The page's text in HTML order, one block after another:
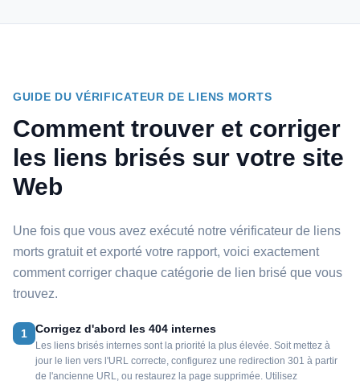
GUIDE DU VÉRIFICATEUR DE LIENS MORTS
Comment trouver et corriger
les liens brisés sur votre site
Web
Une fois que vous avez exécuté notre vérificateur de liens
morts gratuit et exporté votre rapport, voici exactement
comment corriger chaque catégorie de lien brisé que vous
trouvez.
1 Corrigez d'abord les 404 internes
Les liens brisés internes sont la priorité la plus élevée. Soit mettez à
jour le lien vers l'URL correcte, configurez une redirection 301 à partir
de l'ancienne URL, ou restaurez la page supprimée. Utilisez